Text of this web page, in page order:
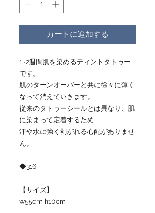
カートに追加する
1~2週間肌を染めるティントタトゥー
です。
肌のターンオーバーと共に徐々に薄く
なって消えていきます。
従来のタトゥーシールとは異なり、肌
に染まって定着するため
汗や水に強く剥がれる心配がありませ
ん。
◆316
【サイズ】
w55cm h10cm